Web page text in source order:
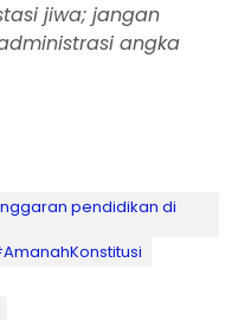
jiwa; jangan
angka
pendidikan di